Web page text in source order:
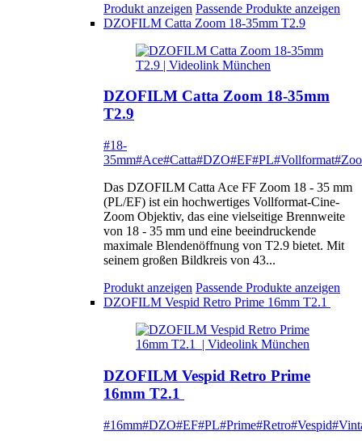
Produkt anzeigen Passende Produkte anzeigen
DZOFILM Catta Zoom 18-35mm T2.9
DZOFILM Catta Zoom 18-35mm
T2.9
#18-
35mm#Ace#Catta#DZO#EF#PL#Vollformat
Das DZOFILM Catta Ace FF Zoom 18 - 35 mm
(PL/EF) ist ein hochwertiges Vollformat-Cine-
Zoom Objektiv, das eine vielseitige Brennweite
von 18 - 35 mm und eine beeindruckende
maximale Blendenöffnung von T2.9 bietet. Mit
seinem großen Bildkreis von 43...
Produkt anzeigen Passende Produkte anzeigen
DZOFILM Vespid Retro Prime 16mm T2.1
DZOFILM Vespid Retro Prime
16mm T2.1
#16mm#DZO#EF#PL#Prime#Retro#Vespid